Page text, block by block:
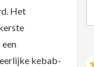
Het
kebab-